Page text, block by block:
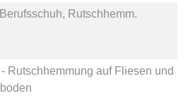
Rutschhemm.
Rutschhemmung auf Fliesen und